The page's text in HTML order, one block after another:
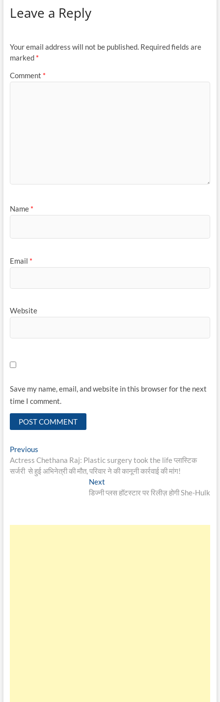
Leave a Reply
Your email address will not be published. Required fields are
marked *
Comment *
Name *
Email *
Website
Save my name, email, and website in this browser for the next
time I comment.
Post
navigation
PreviousPrevious
post:
Actress Chethana Raj: Plastic surgery took the life प्लास्टिक
सर्जरी से हुई अभिनेत्री की मौत, परिवार ने की कानूनी कार्रवाई की मांग!
Next
post:
डिज्नी प्लस हॉटस्टार पर रिलीज़ होगी She-Hulk